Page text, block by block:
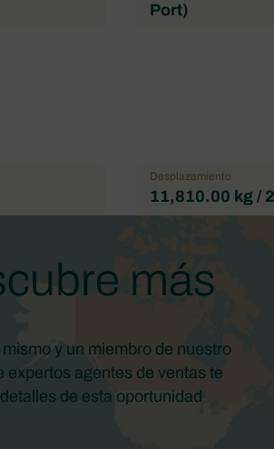
Port)
Desplazamiento
11,810.00 kg /
más
y un miembro de nuestro
expertos agentes de ventas te
de esta oportunidad